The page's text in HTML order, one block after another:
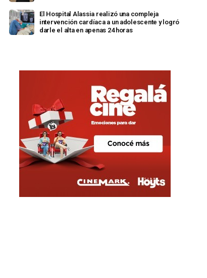
El Hospital Alassia realizó una compleja
intervención cardíaca a un adolescente y logró
darle el alta en apenas 24 horas